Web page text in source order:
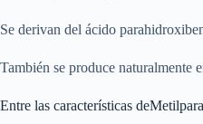
Se derivan del ácido
También se produce naturalmente
Entre las características